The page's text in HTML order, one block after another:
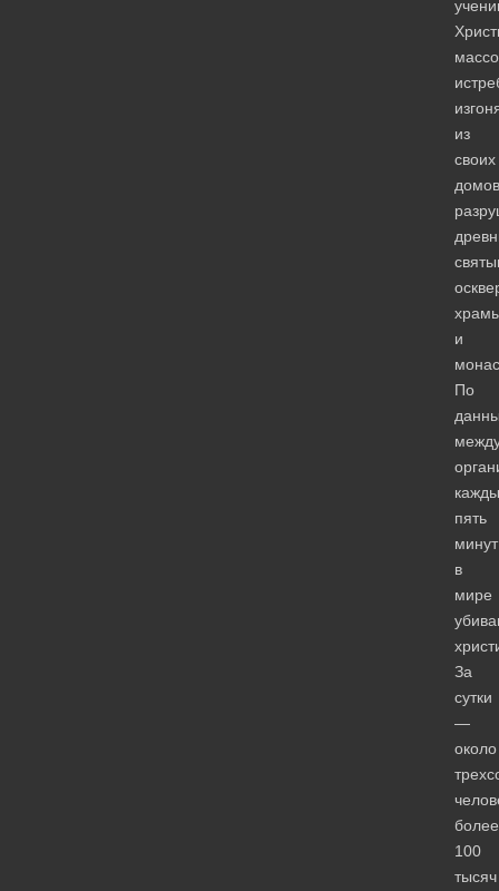
из
своих
и
По
пять
минут
в
мире
За
сутки
—
около
более
100
тысяч